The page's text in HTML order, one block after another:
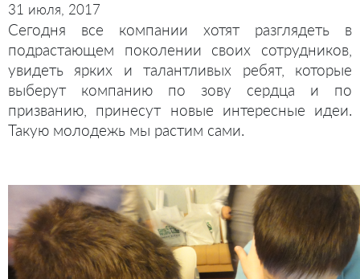
31 июля, 2017
Сегодня все компании хотят разглядеть в
подрастающем поколении своих сотрудников,
увидеть ярких и талантливых ребят, которые
выберут компанию по зову сердца и по
призванию, принесут новые интересные идеи.
Такую молодежь мы растим сами.